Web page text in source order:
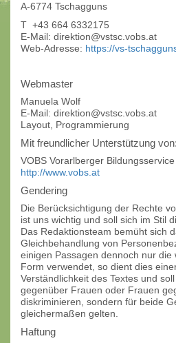
A-6774 Tschagguns
T +43 664 6332175
E-Mail: direktion@vstsc.vobs.at
Web-Adresse: https://vs-
Webmaster
Manuela Wolf
E-Mail: direktion@vstsc.vobs.at
Layout, Programmierung
Mit freundlicher Unterstützung von:
VOBS Vorarlberger Bildungsservice
http://www.vobs.at
Gendering
Die Berücksichtigung der Rechte
ist uns wichtig und soll sich im Stil
Das Redaktionsteam bemüht sich
Gleichbehandlung von
einigen Passagen dennoch nur die
Form verwendet, so dient dies
Verständlichkeit des Textes und
gegenüber Frauen oder Frauen
diskriminieren, sondern für beide
gleichermaßen gelten.
Haftung